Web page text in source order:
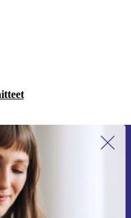
uutiskirjeen
€!
tarjousta.